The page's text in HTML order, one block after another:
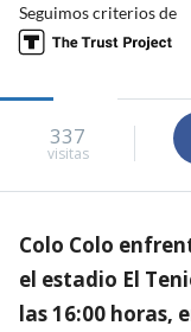
Seguimos criterios de
337
visitas
Colo Colo
el estadio El
las 16:00 horas,